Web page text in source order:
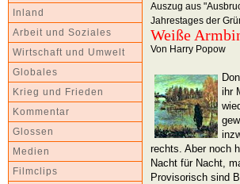
Inland
Arbeit und Soziales
Wirtschaft und Umwelt
Globales
Krieg und Frieden
Kommentar
Glossen
Medien
Filmclips
Auszug aus
Jahrestages der
Weiße
Von Harry Popow
ihr
rechts. Aber noch
Nacht für Nacht,
Provisorisch sind